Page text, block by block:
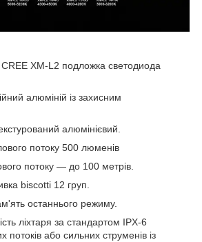
XM-L2 подложка светодиода
алюміній із захисним
алюмінієвий.
потоку 500 люменів
потоку — до 100 метрів.
biscotti 12 груп.
останнього режиму.
ліхтаря за стандартом IPX-6
потоків або сильних струменів із